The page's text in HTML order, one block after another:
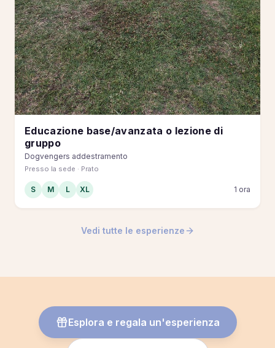
Educazione base/avanzata o lezione di
gruppo
Dogvengers addestramento
Presso la sede · Prato
S M L XL 1 ora
Vedi tutte le esperienze
Esplora e regala un'esperienza